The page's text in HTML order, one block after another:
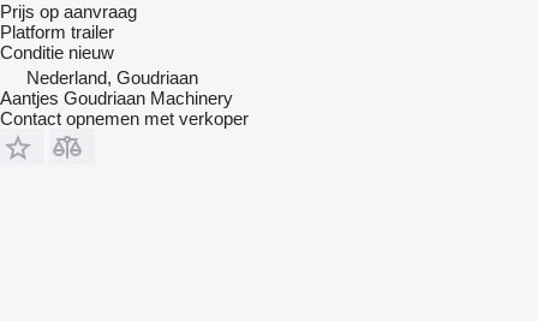
Prijs op aanvraag
Platform trailer
Conditie nieuw
Nederland, Goudriaan
Aantjes Goudriaan Machinery
Contact opnemen met verkoper